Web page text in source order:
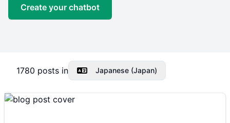
Create your chatbot
1780 posts in Japanese (Japan)